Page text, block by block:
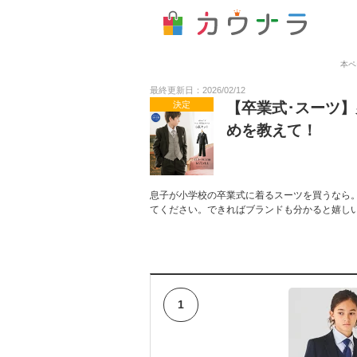
本
最終更新日：2026/02/12
決定
【卒業式･スーツ
めを教えて！
息子が小学校の卒業式に着るスーツを買うな
てください。できればブランドも分かると嬉し
1